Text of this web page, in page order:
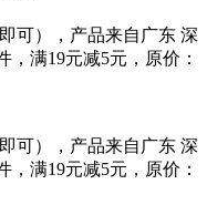
可），产品来自广东 深
满19元减5元，原价：
可），产品来自广东 深
满19元减5元，原价：